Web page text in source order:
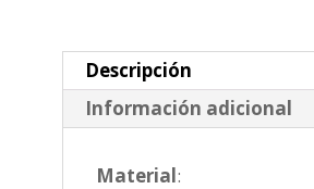
2010-
2018
cantidad
Descripción
Información adicional
Material: